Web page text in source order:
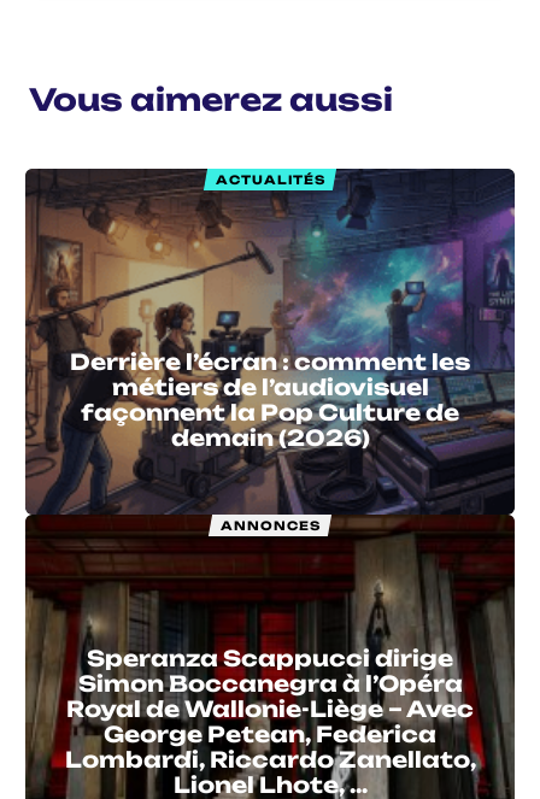
Vous aimerez aussi
ACTUALITÉS
Derrière l’écran : comment les
métiers de l’audiovisuel
façonnent la Pop Culture de
demain (2026)
ANNONCES
Speranza Scappucci dirige
Simon Boccanegra à l’Opéra
Royal de Wallonie-Liège – Avec
George Petean, Federica
Lombardi, Riccardo Zanellato,
Lionel Lhote, …